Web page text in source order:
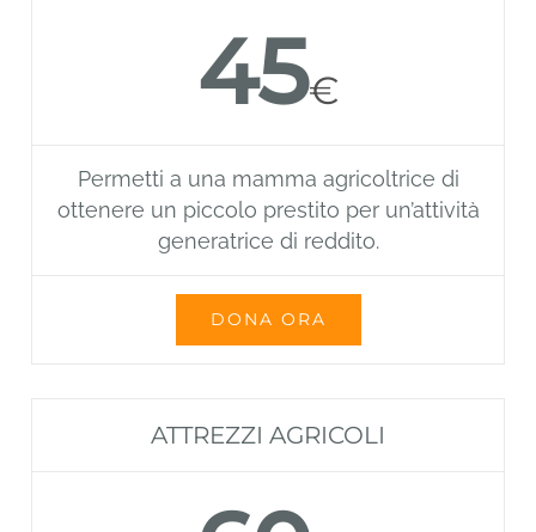
45€
Permetti a una mamma agricoltrice di
ottenere un piccolo prestito per un’attività
generatrice di reddito.
DONA ORA
ATTREZZI AGRICOLI